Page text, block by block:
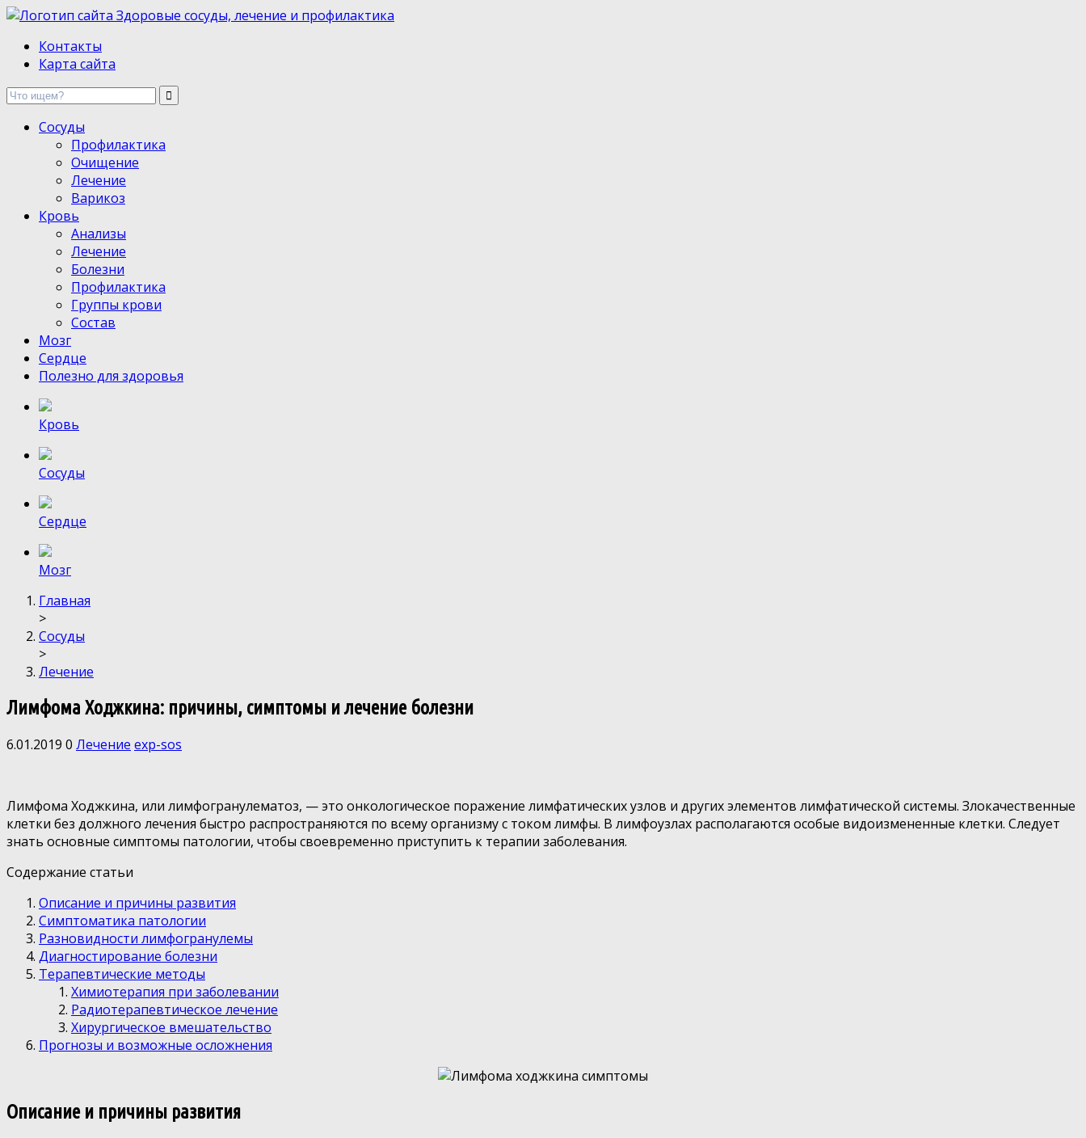
Здоровые сосуды, лечение и профилактика
Контакты
Карта сайта
Сосуды
Профилактика
Очищение
Лечение
Варикоз
Кровь
Анализы
Лечение
Болезни
Профилактика
Группы крови
Состав
Мозг
Сердце
Полезно для здоровья
Кровь
Сосуды
Сердце
Мозг
Главная
>
Сосуды
>
Лечение
Лимфома Ходжкина: причины, симптомы и лечение болезни
6.01.2019 0 Лечение exp-sos
Лимфома Ходжкина, или лимфогранулематоз, — это онкологическое поражение лимфатических узлов и других элементов лимфатической системы. Злокачественные
клетки без должного лечения быстро распространяются по всему организму с током лимфы. В лимфоузлах располагаются особые видоизмененные клетки. Следует
знать основные симптомы патологии, чтобы своевременно приступить к терапии заболевания.
Содержание статьи
Описание и причины развития
Симптоматика патологии
Разновидности лимфогранулемы
Диагностирование болезни
Терапевтические методы
Химиотерапия при заболевании
Радиотерапевтическое лечение
Хирургическое вмешательство
Прогнозы и возможные осложнения
Описание и причины развития